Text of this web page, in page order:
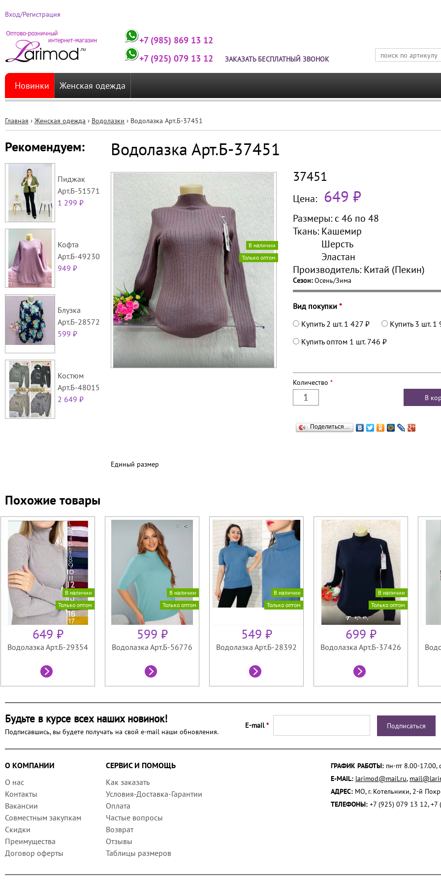
Вход/Регистрация
+7 (985) 869 13 12
+7 (925) 079 13 12
ЗАКАЗАТЬ БЕСПЛАТНЫЙ ЗВОНОК
Новинки Женская одежда
Главная › Женская одежда › Водолазки › Водолазка Арт.Б-37451
Рекомендуем:
Пиджак
Арт.Б-51571
1 299 ₽
Кофта
Арт.Б-49230
949 ₽
Блузка
Арт.Б-28572
599 ₽
Костюм
Арт.Б-48015
2 649 ₽
Водолазка Арт.Б-37451
Только оптом
В наличии
37451
Цена: 649 ₽
Размеры: с 46 по 48
Ткань: Кашемир
Шерсть
Эластан
Производитель: Китай (Пекин)
Сезон:Осень/Зима
Вид покупки *
Купить 2 шт. 1 427 ₽ Купить 3 шт. 1
Купить оптом 1 шт. 746 ₽
Количество *
Поделиться…
Единый размер
Похожие товары
В наличии
Только оптом
649 ₽
Водолазка Арт.Б-29354
В наличии
Только оптом
599 ₽
Водолазка Арт.Б-56776
В наличии
Только оптом
549 ₽
Водолазка Арт.Б-28392
В наличии
Только оптом
699 ₽
Водолазка Арт.Б-37426
Будьте в курсе всех наших новинок!
Подписавшись, вы будете получать на свой e-mail наши обновления.
E-mail*
О КОМПАНИИ
СЕРВИС И ПОМОЩЬ
О нас
Контакты
Вакансии
Совместным закупкам
Скидки
Преимущества
Договор оферты
Как заказать
Условия-Доставка-Гарантии
Оплата
Частые вопросы
Возврат
Отзывы
Таблицы размеров
ГРАФИК РАБОТЫ: пн-пт 8.00-17.00,
E-MAIL: larimod@mail.ru,
АДРЕС: МО, г. Котельники, 2-й
ТЕЛЕФОНЫ: +7 (925) 079 13 12,